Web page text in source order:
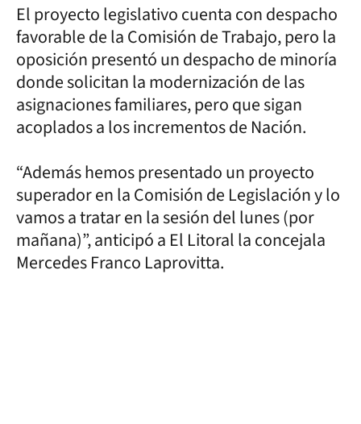
El proyecto legislativo cuenta con despacho
favorable de la Comisión de Trabajo, pero la
oposición presentó un despacho de minoría
donde solicitan la modernización de las
asignaciones familiares, pero que sigan
acoplados a los incrementos de Nación.
“Además hemos presentado un proyecto
superador en la Comisión de Legislación y lo
vamos a tratar en la sesión del lunes (por
mañana)”, anticipó a El Litoral la concejala
Mercedes Franco Laprovitta.